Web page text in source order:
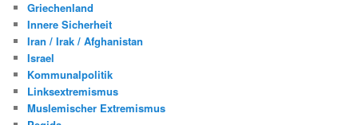
Griechenland
Innere Sicherheit
Iran / Irak / Afghanistan
Israel
Kommunalpolitik
Linksextremismus
Muslemischer Extremismus